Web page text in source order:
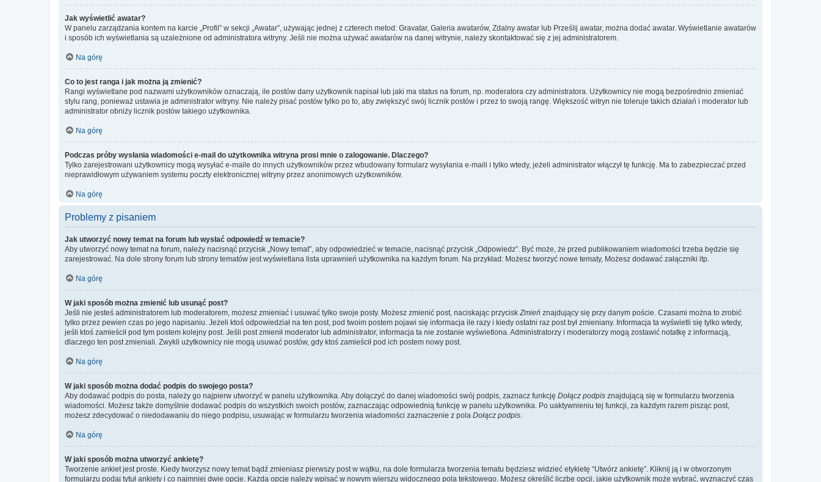
Jak wyświetlić awatar?
W panelu zarządzania kontem na karcie „Profil” w sekcji „Awatar”, używając jednej z czterech metod: Gravatar, Galeria awatarów, Zdalny awatar lub Prześlij awatar, można dodać awatar. Wyświetlanie awatarów
i sposób ich wyświetlania są uzależnione od administratora witryny. Jeśli nie można używać awatarów na danej witrynie, należy skontaktować się z jej administratorem.
Na górę
Co to jest ranga i jak można ją zmienić?
Rangi wyświetlane pod nazwami użytkowników oznaczają, ile postów dany użytkownik napisał lub jaki ma status na forum, np. moderatora czy administratora. Użytkownicy nie mogą bezpośrednio zmieniać
stylu rang, ponieważ ustawia je administrator witryny. Nie należy pisać postów tylko po to, aby zwiększyć swój licznik postów i przez to swoją rangę. Większość witryn nie toleruje takich działań i moderator lub
administrator obniży licznik postów takiego użytkownika.
Na górę
Podczas próby wysłania wiadomości e-mail do użytkownika witryna prosi mnie o zalogowanie. Dlaczego?
Tylko zarejestrowani użytkownicy mogą wysyłać e-maile do innych użytkowników przez wbudowany formularz wysyłania e-maili i tylko wtedy, jeżeli administrator włączył tę funkcję. Ma to zabezpieczać przed
nieprawidłowym używaniem systemu poczty elektronicznej witryny przez anonimowych użytkowników.
Na górę
Problemy z pisaniem
Jak utworzyć nowy temat na forum lub wysłać odpowiedź w temacie?
Aby utworzyć nowy temat na forum, należy nacisnąć przycisk „Nowy temat”, aby odpowiedzieć w temacie, nacisnąć przycisk „Odpowiedz”. Być może, że przed publikowaniem wiadomości trzeba będzie się
zarejestrować. Na dole strony forum lub strony tematów jest wyświetlana lista uprawnień użytkownika na każdym forum. Na przykład: Możesz tworzyć nowe tematy, Możesz dodawać załączniki itp.
Na górę
W jaki sposób można zmienić lub usunąć post?
Jeśli nie jesteś administratorem lub moderatorem, możesz zmieniać i usuwać tylko swoje posty. Możesz zmienić post, naciskając przycisk Zmień znajdujący się przy danym poście. Czasami można to zrobić
tylko przez pewien czas po jego napisaniu. Jeżeli ktoś odpowiedział na ten post, pod twoim postem pojawi się informacja ile razy i kiedy ostatni raz post był zmieniany. Informacja ta wyświetli się tylko wtedy,
jeśli ktoś zamieścił pod tym postem kolejny post. Jeśli post zmienił moderator lub administrator, informacja ta nie zostanie wyświetlona. Administratorzy i moderatorzy mogą zostawić notatkę z informacją,
dlaczego ten post zmieniali. Zwykli użytkownicy nie mogą usuwać postów, gdy ktoś zamieścił pod ich postem nowy post.
Na górę
W jaki sposób można dodać podpis do swojego posta?
Aby dodawać podpis do posta, należy go najpierw utworzyć w panelu użytkownika. Aby dołączyć do danej wiadomości swój podpis, zaznacz funkcję Dołącz podpis znajdującą się w formularzu tworzenia
wiadomości. Możesz także domyślnie dodawać podpis do wszystkich swoich postów, zaznaczając odpowiednią funkcję w panelu użytkownika. Po uaktywnieniu tej funkcji, za każdym razem pisząc post,
możesz zdecydować o niedodawaniu do niego podpisu, usuwając w formularzu tworzenia wiadomości zaznaczenie z pola Dołącz podpis
Na górę
W jaki sposób można utworzyć ankietę?
Tworzenie ankiet jest proste. Kiedy tworzysz nowy temat bądź zmieniasz pierwszy post w wątku, na dole formularza tworzenia tematu będziesz widzieć etykietę “Utwórz ankietę”. Kliknij ją i w otworzonym
formularzu podaj tytuł ankiety i co najmniej dwie opcje. Każdą opcję należy wpisać w nowym wierszu widocznego pola tekstowego. Możesz określić liczbę opcji, jakie użytkownik może wybrać, wyznaczyć czas